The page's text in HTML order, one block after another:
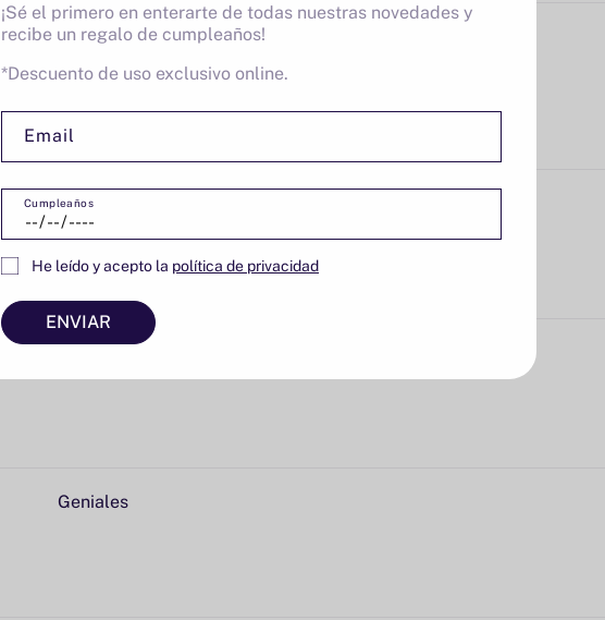
Riquisimos
Geniales
¡Sé el primero en enterarte de todas nuestras novedades y
recibe un regalo de cumpleaños!
*Descuento de uso exclusivo online.
Email
Cumpleaños
He leído y acepto la política de privacidad
ENVIAR